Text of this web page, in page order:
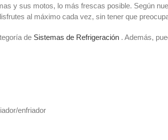
y sus motos, lo más frescas posible. Según
al máximo cada vez, sin tener que
de Sistemas de Refrigeración . Además,
enfriador